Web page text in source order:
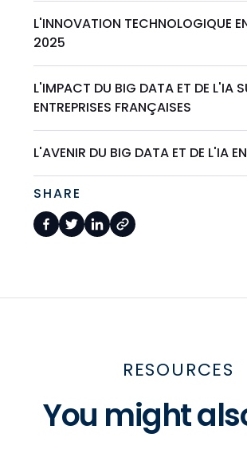
L'INNOVATION TECHNOLOGIQUE
2025
L'IMPACT DU BIG DATA ET DE L'IA
ENTREPRISES FRANÇAISES
L'AVENIR DU BIG DATA ET DE L'IA
SHARE
RESOURCES
You might